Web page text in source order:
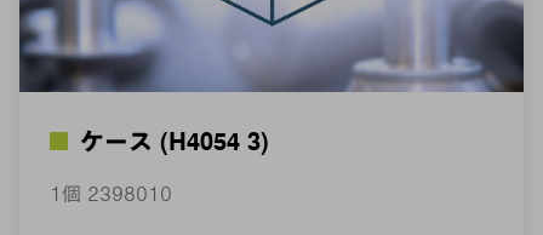
ケース (H4054 3)
1個 2398010